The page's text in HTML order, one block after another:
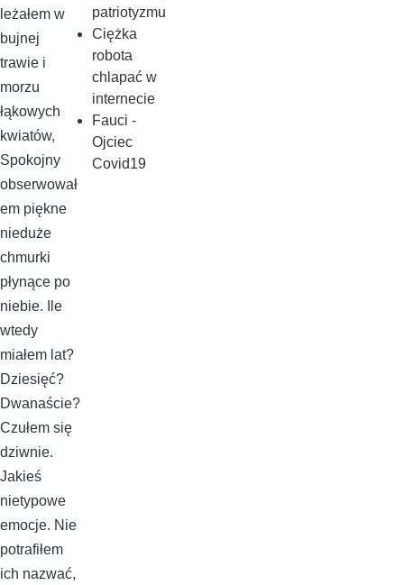
leżałem w
bujnej
trawie i
morzu
łąkowych
kwiatów,
Spokojny
obserwował
em piękne
nieduże
chmurki
płynące po
niebie. Ile
wtedy
miałem lat?
Dziesięć?
Dwanaście?
Czułem się
dziwnie.
Jakieś
nietypowe
emocje. Nie
potrafiłem
ich nazwać,
patriotyzmu
Ciężka
robota
chlapać w
internecie
Fauci -
Ojciec
Covid19